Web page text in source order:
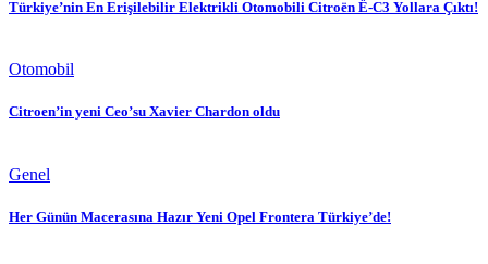
Türkiye’nin En Erişilebilir Elektrikli Otomobili Citroën Ë-C3 Yollara Çıktı!
Otomobil
Citroen’in yeni Ceo’su Xavier Chardon oldu
Genel
Her Günün Macerasına Hazır Yeni Opel Frontera Türkiye’de!